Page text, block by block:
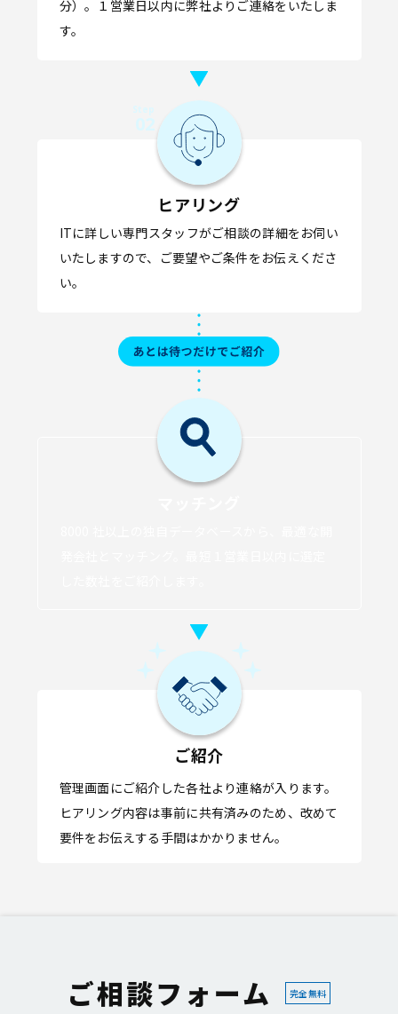
分）。１営業日以内に弊社よりご連絡をいたしま
す。
ヒアリング
ITに詳しい専門スタッフがご相談の詳細をお伺い
いたしますので、ご要望やご条件をお伝えくださ
い。
ご紹介
管理画面にご紹介した各社より連絡が入ります。
ヒアリング内容は事前に共有済みのため、改めて
要件をお伝えする手間はかかりません。
ご相談フォーム 完全無料